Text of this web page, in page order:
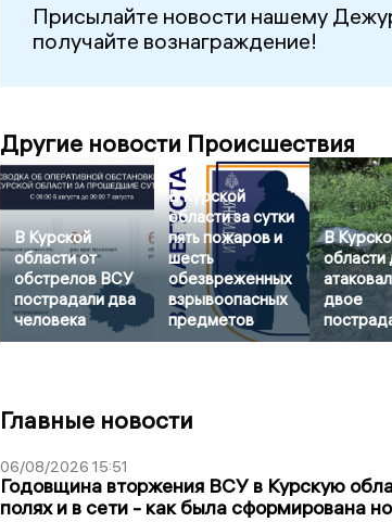
Присылайте новости нашему
получайте вознаграждение!
Другие новости Происшествия
В Курской
области от
обстрелов ВСУ
пострадали два
человека
В Курской
области за сутки
пять пожаров и
шесть
обезвреженных
взрывоопасных
предметов
В
области
двое
Главные новости
06/08/2026 15:51
Годовщина вторжения ВСУ в Курскую
полях и в сети - как была сформирована